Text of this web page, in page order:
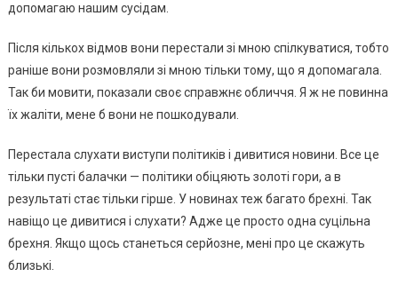
допомагаю нашим сусідам.
Після кількох відмов вони перестали зі мною спілкуватися, тобто
раніше вони розмовляли зі мною тільки тому, що я допомагала.
Так би мовити, показали своє справжнє обличчя. Я ж не повинна
їх жаліти, мене б вони не пошкодували.
Перестала слухати виступи політиків і дивитися новини. Все це
тільки пусті балачки — політики обіцяють золоті гори, а в
результаті стає тільки гірше. У новинах теж багато брехні. Так
навіщо це дивитися і слухати? Адже це просто одна суцільна
брехня. Якщо щось станеться серйозне, мені про це скажуть
близькі.